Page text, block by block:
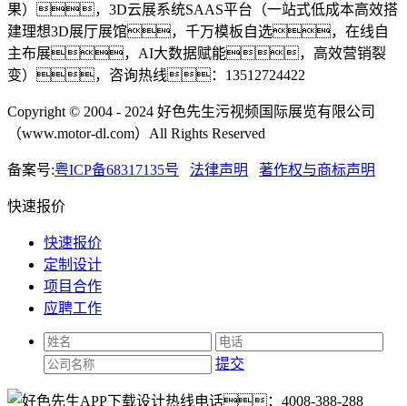
果），3D云展系统SAAS平台（一站式低成本高效搭
建理想3D展厅展馆，千万模板自选，在线自
主布展，AI大数据赋能，高效营销裂
变），咨询热线：13512724422
Copyright © 2004 - 2024 好色先生污视频国际展览有限公司
（www.motor-dl.com）All Rights Reserved
备案号:粤ICP备68317135号 法律声明 著作权与商标声明
快速报价
快速报价
定制设计
项目合作
应聘工作
提交
热线电话： 4008-388-288